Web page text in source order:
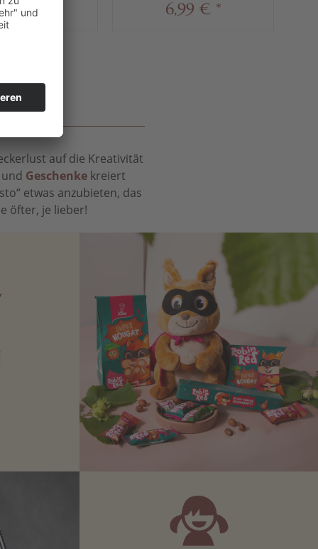
€ * 6,99 € *
auf die Kreativität
Geschenkekreiert
etwas anzubieten, das
öfter, je lieber!